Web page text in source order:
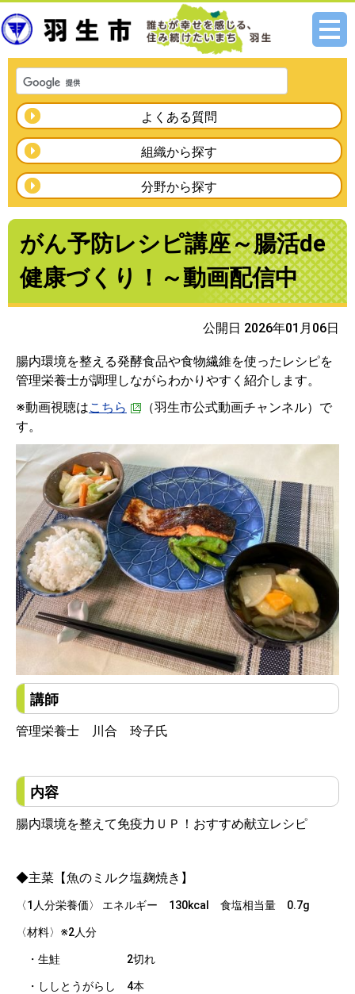
メニ
よくある質問
組織から探す
分野から探す
がん予防レシピ講座～腸活de
健康づくり！～動画配信中
公開日 2026年01月06日
腸内環境を整える発酵食品や食物繊維を使ったレシピを
管理栄養士が調理しながらわかりやすく紹介します。
※動画視聴はこちら
（羽生市公式動画チャンネル）で
す。
講師
管理栄養士 川合 玲子氏
内容
腸内環境を整えて免疫力ＵＰ！おすすめ献立レシピ
◆主菜【魚のミルク塩麹焼き】
〈1人分栄養価〉 エネルギー 130kcal 食塩相当量 0.7g
〈材料〉※2人分
・生鮭 2切れ
・ししとうがらし 4本